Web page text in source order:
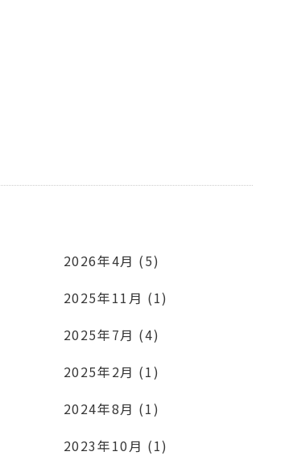
2026年4月 (5)
2025年11月 (1)
2025年7月 (4)
2025年2月 (1)
2024年8月 (1)
2023年10月 (1)